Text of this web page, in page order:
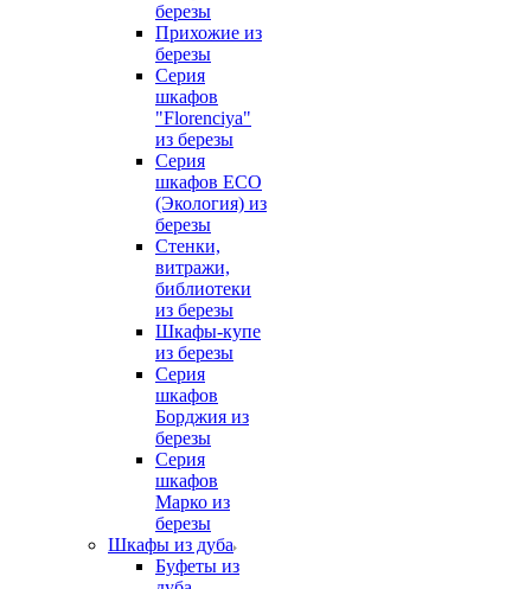
березы
Прихожие из
березы
Серия
шкафов
"Florenciya"
из березы
Серия
шкафов ECO
(Экология) из
березы
Стенки,
витражи,
библиотеки
из березы
Шкафы-купе
из березы
Серия
шкафов
Борджия из
березы
Серия
шкафов
Марко из
березы
Шкафы из дуба
Буфеты из